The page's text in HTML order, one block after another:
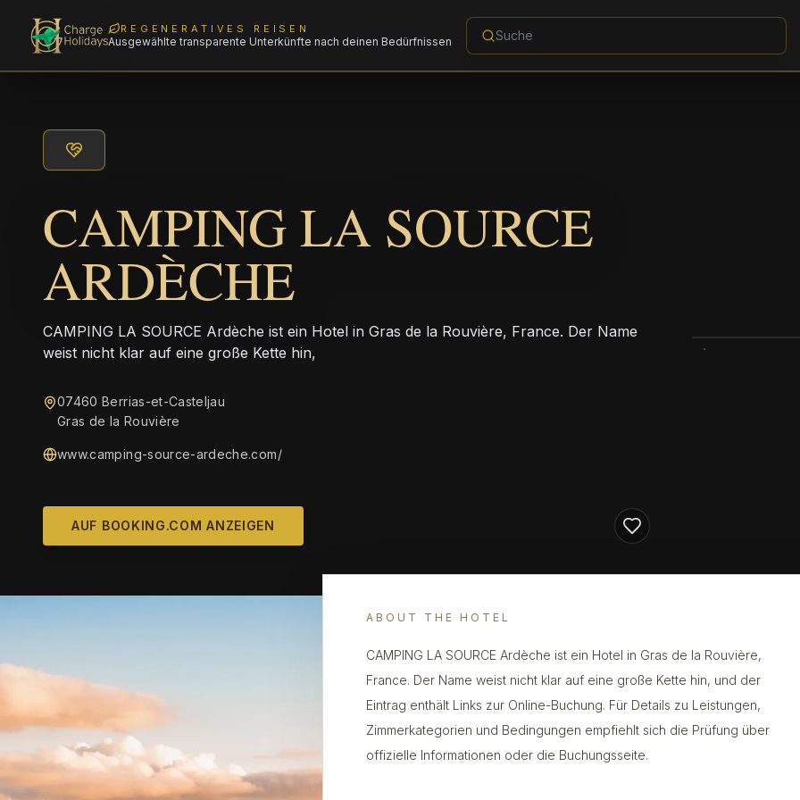
REGENERATIVES REISEN
Ausgewählte transparente Unterkünfte nach deinen Bedürfnissen
CAMPING LA SOURCE
ARDÈCHE
CAMPING LA SOURCE Ardèche ist ein Hotel in Gras de la Rouvière, France. Der Name
weist nicht klar auf eine große Kette hin,
07460 Berrias-et-Casteljau
Gras de la Rouvière
www.camping-source-ardeche.com/
AUF BOOKING.COM ANZEIGEN
ABOUT THE HOTEL
CAMPING LA SOURCE Ardèche ist ein Hotel in Gras de la Rouvière,
France. Der Name weist nicht klar auf eine große Kette hin, und der
Eintrag enthält Links zur Online-Buchung. Für Details zu Leistungen,
Zimmerkategorien und Bedingungen empfiehlt sich die Prüfung über
offizielle Informationen oder die Buchungsseite.